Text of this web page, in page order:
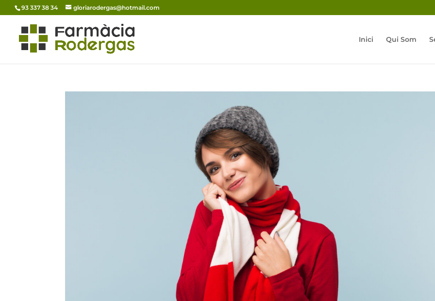
93 337 38 34 gloriarodergas@hotmail.com
Inici Qui Som